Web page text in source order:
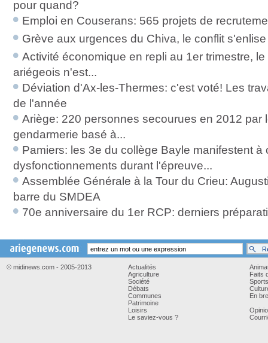
pour quand?
Emploi en Couserans: 565 projets de
Grève aux urgences du Chiva, le conflit s'enlise
Activité économique en repli au 1er trimestre,
ariégeois n'est...
Déviation d'Ax-les-Thermes: c'est voté! Les
de l'année
Ariège: 220 personnes secourues en 2012 par
gendarmerie basé à...
Pamiers: les 3e du collège Bayle manifestent à
dysfonctionnements durant l'épreuve...
Assemblée Générale à la Tour du Crieu:
barre du SMDEA
70e anniversaire du 1er RCP: derniers
© midinews.com - 2005-2013
Actualités
Agriculture
Société
Débats
Communes
Patrimoine
Loisirs
Le saviez-vous ?
Faits
Sports
En